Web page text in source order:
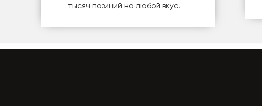
тысяч позиций на любой вкус.